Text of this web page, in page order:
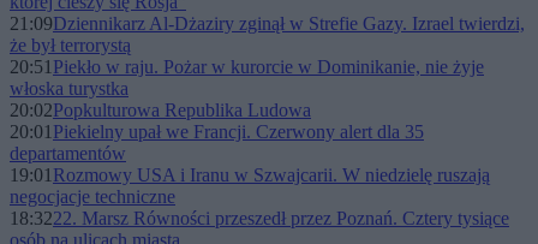
21:09Dziennikarz Al-Dżaziry zginął w Strefie Gazy. Izrael twierdzi,
że był terrorystą
20:51 Piekło w raju. Pożar w kurorcie w Dominikanie, nie żyje
włoska turystka
20:02Popkulturowa Republika Ludowa
20:01 Piekielny upał we Francji. Czerwony alert dla 35
departamentów
19:01 Rozmowy USA i Iranu w Szwajcarii. W niedzielę ruszają
negocjacje techniczne
18:3222. Marsz Równości przeszedł przez Poznań. Cztery tysiące
osób na ulicach miasta